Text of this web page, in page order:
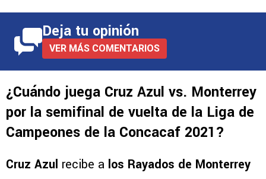
Deja tu opinión
VER MÁS COMENTARIOS
¿Cuándo juega Cruz Azul vs. Monterrey
por la semifinal de vuelta de la Liga de
Campeones de la Concacaf 2021?
Cruz Azul recibe a los Rayados de Monterrey